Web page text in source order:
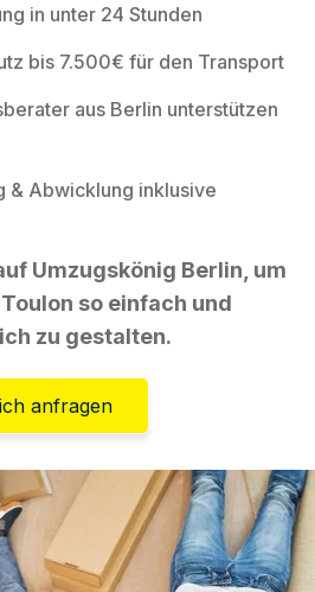
in unter 24 Stunden
bis 7.500€ für den Transport
aus Berlin unterstützen
& Abwicklung inklusive
Umzugskönig Berlin, um
so einfach und
zu gestalten.
anfragen